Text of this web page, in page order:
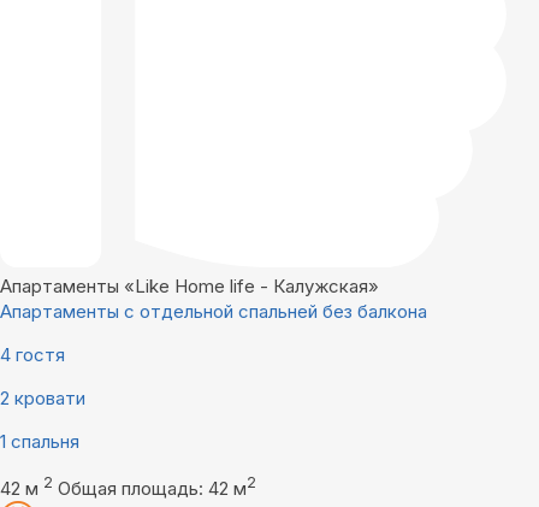
Апартаменты «Like Home life - Калужская»
Апартаменты с отдельной спальней без балкона
4 гостя
2 кровати
1 спальня
42 м 2 Общая площадь: 42 м2